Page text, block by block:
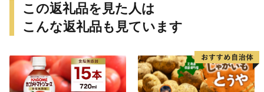
この返礼品を見た人は
こんな返礼品も見ています